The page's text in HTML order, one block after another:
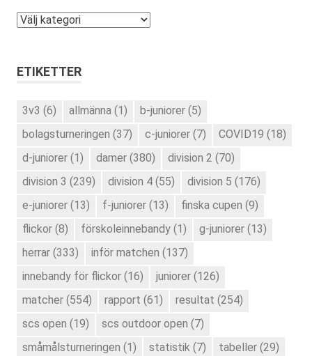
Kategorier
ETIKETTER
3v3 (6) allmänna (1) b-juniorer (5)
bolagsturneringen (37) c-juniorer (7) COVID19 (18)
d-juniorer (1) damer (380) division 2 (70)
division 3 (239) division 4 (55) division 5 (176)
e-juniorer (13) f-juniorer (13) finska cupen (9)
flickor (8) förskoleinnebandy (1) g-juniorer (13)
herrar (333) inför matchen (137)
innebandy för flickor (16) juniorer (126)
matcher (554) rapport (61) resultat (254)
scs open (19) scs outdoor open (7)
småmålsturneringen (1) statistik (7) tabeller (29)